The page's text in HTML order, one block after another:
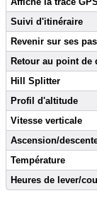
Suivi d'itinéraire
Revenir sur ses pas
Retour au point de
Hill Splitter
Profil d'altitude
Vitesse verticale
Ascension/
Température
Heures de lever/